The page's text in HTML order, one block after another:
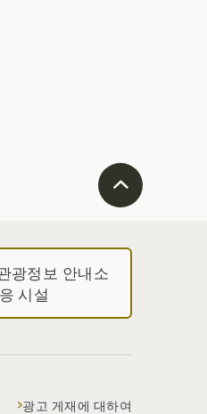
광정보 안내소
시설
광고 게재에 대하여